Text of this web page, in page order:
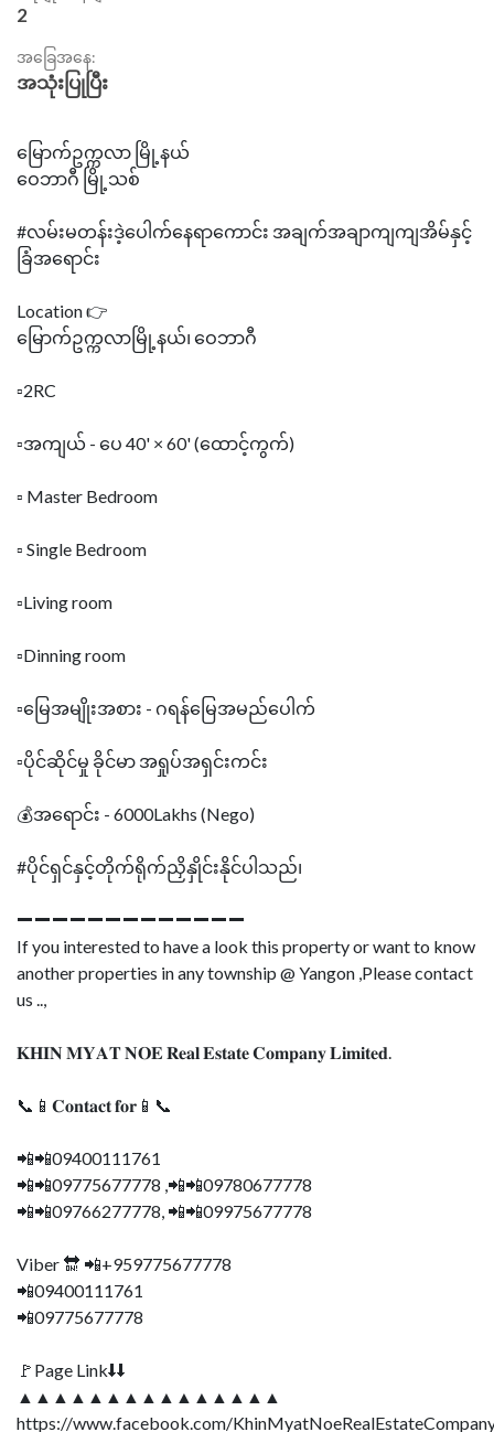
2
အခြေအနေ:
အသုံးပြုပြီး
မြောက်ဥက္ကလာ မြို့နယ်
ဝေဘာဂီ မြို့သစ်
#လမ်းမတန်းဒဲ့ပေါက်နေရာကောင်း အချက်အချာကျကျအိမ်နှင့်
ခြံအရောင်း
Location 👉
မြောက်ဥက္ကလာမြို့နယ်၊ ဝေဘာဂီ
▫️2RC
▫️အကျယ် - ပေ 40' × 60' (ထောင့်ကွက်)
▫️ Master Bedroom
▫️ Single Bedroom
▫️Living room
▫️Dinning room
▫️မြေအမျိုးအစား - ဂရန်မြေအမည်ပေါက်
▫️ပိုင်ဆိုင်မှု ခိုင်မာ အရှုပ်အရှင်းကင်း
💰အရောင်း - 6000Lakhs (Nego)
#ပိုင်ရှင်နှင့်တိုက်ရိုက်ညှိနှိုင်းနိုင်ပါသည်၊
➖➖➖➖➖➖➖➖➖➖➖➖➖
If you interested to have a look this property or want to know
another properties in any township @ Yangon ,Please contact
us ..,
𝐊𝐇𝐈𝐍 𝐌𝐘𝐀𝐓 𝐍𝐎𝐄 𝐑𝐞𝐚𝐥 𝐄𝐬𝐭𝐚𝐭𝐞 𝐂𝐨𝐦𝐩𝐚𝐧𝐲 𝐋𝐢𝐦𝐢𝐭𝐞𝐝.
📞📱𝐂𝐨𝐧𝐭𝐚𝐜𝐭 𝐟𝐨𝐫📱📞
📲📲09400111761
📲📲09775677778 ,📲📲09780677778
📲📲09766277778, 📲📲09975677778
Viber 🔛 📲+959775677778
📲09400111761
📲09775677778
🚩Page Link⬇⬇
▲▲▲▲▲▲▲▲▲▲▲▲▲▲▲
https://www.facebook.com/